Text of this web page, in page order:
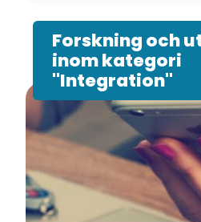
Forskning och
inom kategori
"Integration"